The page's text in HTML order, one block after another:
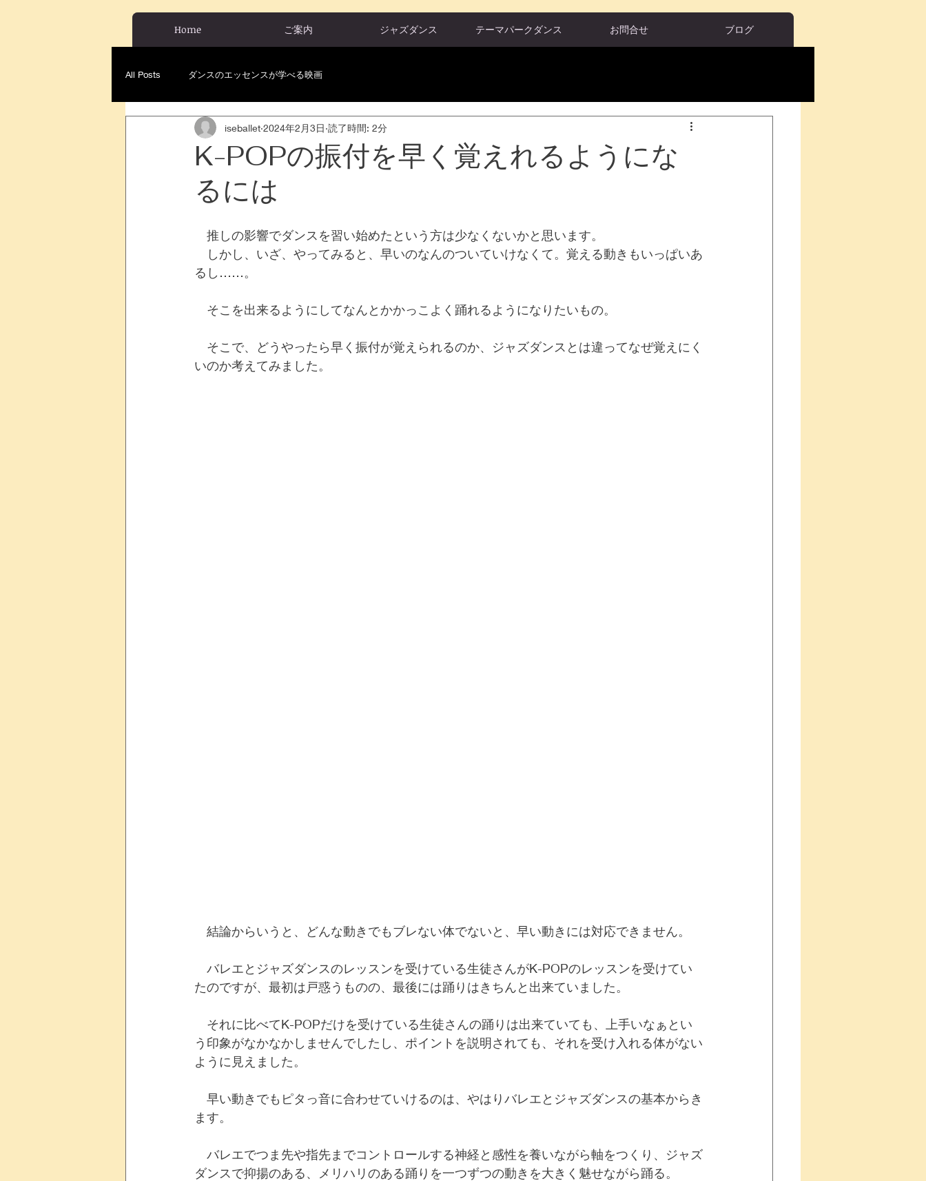
Home ご案内 ジャズダンス テーマパークダンス お問合せ ブログ
All Posts ダンスのエッセンスが学べる映画
K-POPの振付を早く覚えれるようにな
るには
iseballet 2024年2月3日 読了時間: 2分
推しの影響でダンスを習い始めたという方は少なくないかと思います。
しかし、いざ、やってみると、早いのなんのついていけなくて。覚える動きもいっぱいあ
るし……。
そこを出来るようにしてなんとかかっこよく踊れるようになりたいもの。
そこで、どうやったら早く振付が覚えられるのか、ジャズダンスとは違ってなぜ覚えにく
いのか考えてみました。
結論からいうと、どんな動きでもブレない体でないと、早い動きには対応できません。
バレエとジャズダンスのレッスンを受けている生徒さんがK-POPのレッスンを受けてい
たのですが、最初は戸惑うものの、最後には踊りはきちんと出来ていました。
それに比べてK-POPだけを受けている生徒さんの踊りは出来ていても、上手いなぁとい
う印象がなかなかしませんでしたし、ポイントを説明されても、それを受け入れる体がない
ように見えました。
早い動きでもピタっ音に合わせていけるのは、やはりバレエとジャズダンスの基本からき
ます。
バレエでつま先や指先までコントロールする神経と感性を養いながら軸をつくり、ジャズ
ダンスで抑揚のある、メリハリのある踊りを一つずつの動きを大きく魅せながら踊る。